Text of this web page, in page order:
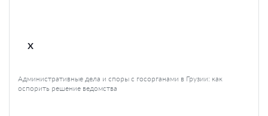
x
Административные дела и споры с госорганами в Грузии: как
оспорить решение ведомства